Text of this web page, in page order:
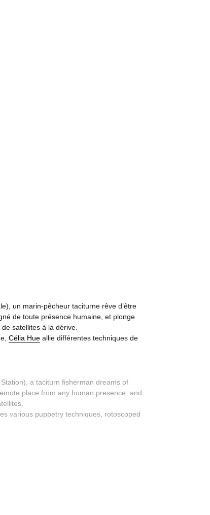
un marin-pêcheur taciturne rêve d’être
de toute présence humaine, et plonge
satellites à la dérive.
Célia Hue allie différentes techniques de
a taciturn fisherman dreams of
place from any human presence, and
various puppetry techniques, rotoscoped